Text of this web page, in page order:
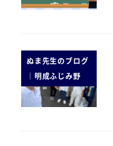
ぬま先生のブログ
｜明成ふじみ野